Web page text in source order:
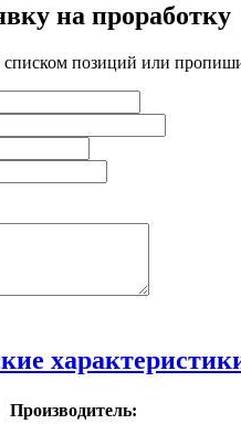
на проработку
списком позиций или
Производитель: